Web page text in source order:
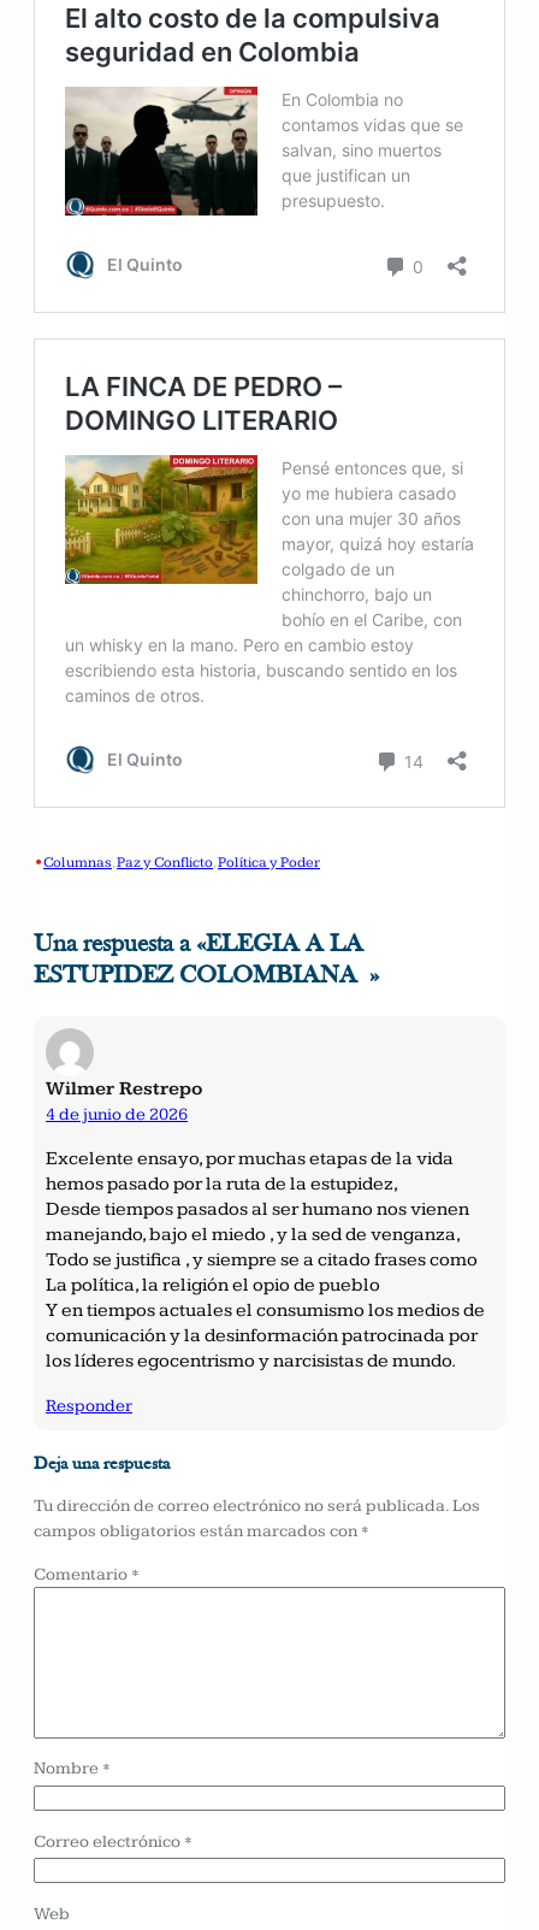
•Columnas, Paz y Conflicto, Política y Poder
Una respuesta a «ELEGIA A LA
ESTUPIDEZ COLOMBIANA »
Wilmer Restrepo
4 de junio de 2026
Excelente ensayo, por muchas etapas de la vida
hemos pasado por la ruta de la estupidez,
Desde tiempos pasados al ser humano nos vienen
manejando, bajo el miedo , y la sed de venganza,
Todo se justifica , y siempre se a citado frases como
La política, la religión el opio de pueblo
Y en tiempos actuales el consumismo los medios de
comunicación y la desinformación patrocinada por
los líderes egocentrismo y narcisistas de mundo.
Responder
Deja una respuesta
Tu dirección de correo electrónico no será publicada.Los
campos obligatorios están marcados con *
Comentario *
Nombre *
Correo electrónico *
Web